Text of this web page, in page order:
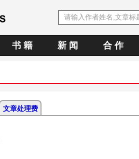
书 籍 新 闻 合 作
文章处理费